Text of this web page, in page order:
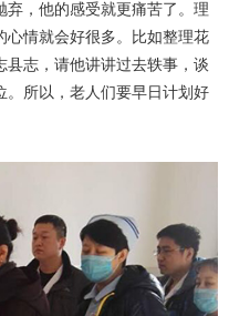
，他的感受就更痛苦了。理
心情就会好很多。比如整理花
志，请他讲讲过去轶事，谈
。所以，老人们要早日计划好